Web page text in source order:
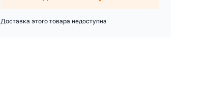
Доставка этого товара недоступна